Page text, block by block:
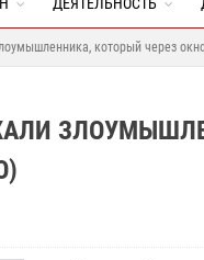
который через